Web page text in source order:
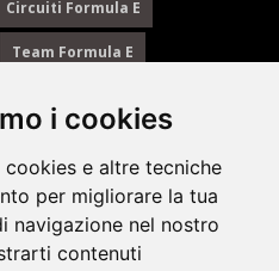
i cookies
cookies e altre tecniche
per migliorare la tua
navigazione nel nostro
contenuti
Circuiti Formula E
Team Formula E
Cianci